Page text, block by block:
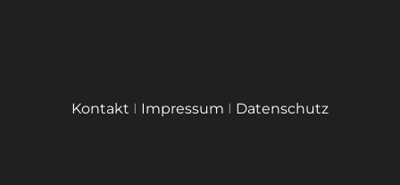
Kontakt I Impressum I Datenschutz